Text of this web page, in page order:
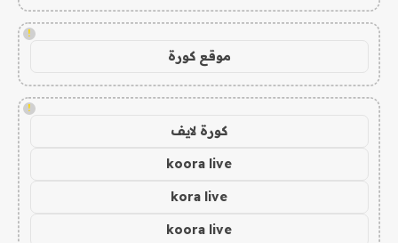
!
موقع كورة
!
كورة لايف
koora live
kora live
koora live